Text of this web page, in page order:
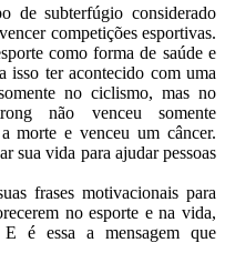
de subterfúgio considerado
competições esportivas.
como forma de saúde e
isso ter acontecido com uma
no ciclismo, mas no
não venceu somente
morte e venceu um câncer.
sua vida para ajudar pessoas
frases motivacionais para
no esporte e na vida,
é essa a mensagem que